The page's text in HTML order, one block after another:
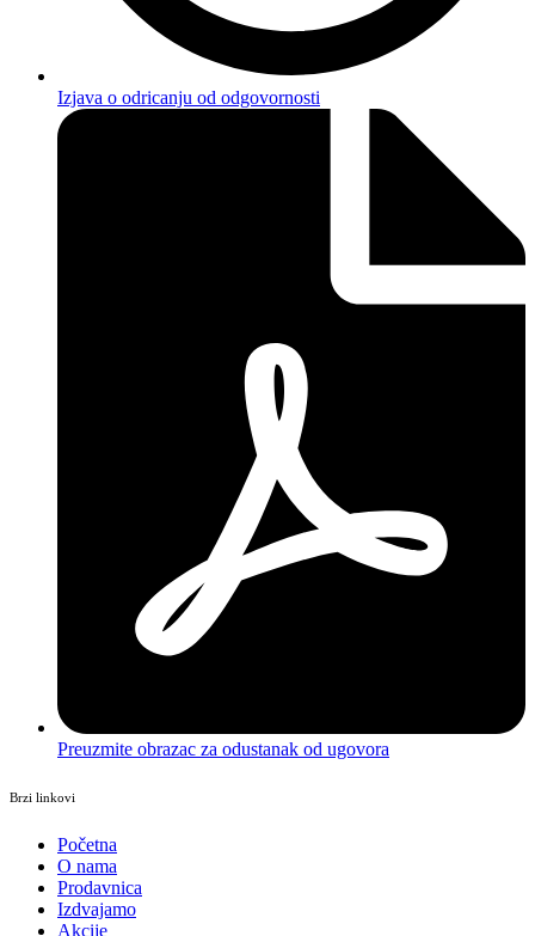
Izjava o odricanju od odgovornosti
Preuzmite obrazac za odustanak od ugovora
Brzi linkovi
Početna
O nama
Prodavnica
Izdvajamo
Akcije